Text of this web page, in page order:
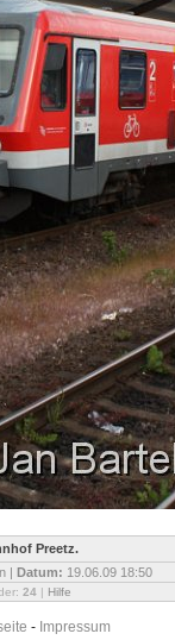
Preetz.
| Datum: 19.06.09 18:50
24 | Hilfe
- Impressum